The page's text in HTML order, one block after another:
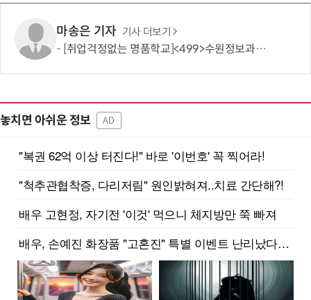
마송은 기자 기사 더보기
[취업걱정없는 명품학교]<499>수원정보과학고등학교
놓치면 아쉬운 정보 AD